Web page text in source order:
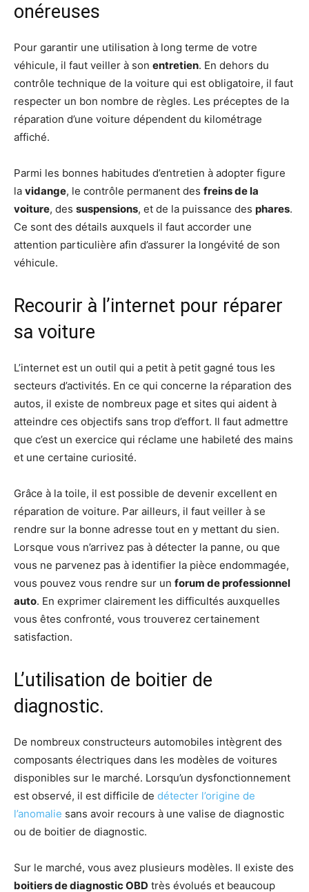
onéreuses
Pour garantir une utilisation à long terme de votre
véhicule, il faut veiller à son entretien. En dehors du
contrôle technique de la voiture qui est obligatoire, il faut
respecter un bon nombre de règles. Les préceptes de la
réparation d’une voiture dépendent du kilométrage
affiché.
Parmi les bonnes habitudes d’entretien à adopter figure
la vidange, le contrôle permanent des freins de la
voiture, des suspensions, et de la puissance des phares.
Ce sont des détails auxquels il faut accorder une
attention particulière afin d’assurer la longévité de son
véhicule.
Recourir à l’internet pour réparer
sa voiture
L’internet est un outil qui a petit à petit gagné tous les
secteurs d’activités. En ce qui concerne la réparation des
autos, il existe de nombreux page et sites qui aident à
atteindre ces objectifs sans trop d’effort. Il faut admettre
que c’est un exercice qui réclame une habileté des mains
et une certaine curiosité.
Grâce à la toile, il est possible de devenir excellent en
réparation de voiture. Par ailleurs, il faut veiller à se
rendre sur la bonne adresse tout en y mettant du sien.
Lorsque vous n’arrivez pas à détecter la panne, ou que
vous ne parvenez pas à identifier la pièce endommagée,
vous pouvez vous rendre sur un forum de professionnel
auto. En exprimer clairement les difficultés auxquelles
vous êtes confronté, vous trouverez certainement
satisfaction.
L’utilisation de boitier de
diagnostic.
De nombreux constructeurs automobiles intègrent des
composants électriques dans les modèles de voitures
disponibles sur le marché. Lorsqu’un dysfonctionnement
est observé, il est difficile de détecter l’origine de
l’anomalie sans avoir recours à une valise de diagnostic
ou de boitier de diagnostic.
Sur le marché, vous avez plusieurs modèles. Il existe des
boitiers de diagnostic OBD très évolués et beaucoup